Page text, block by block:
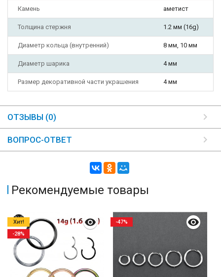
Камень аметист
Толщина стержня 1.2 мм (16g)
Диаметр кольца (внутренний) 8 мм, 10 мм
Диаметр шарика 4 мм
Размер декоративной части украшения 4 мм
ОТЗЫВЫ (0)
ВОПРОС-ОТВЕТ
Рекомендуемые товары
Хит!
-28%
-47%